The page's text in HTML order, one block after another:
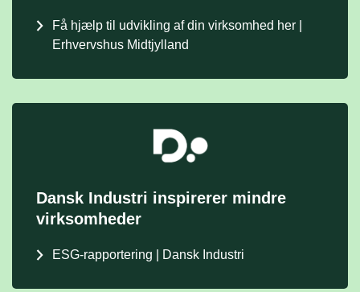
Få hjælp til udvikling af din virksomhed her |
Erhvervshus Midtjylland
Dansk Industri inspirerer mindre
virksomheder
ESG-rapportering | Dansk Industri